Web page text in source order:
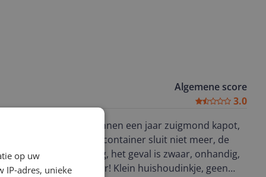
Algemene score
3.0
stofzuiger gehad. Binnen een jaar zuigmond kapot,
Alles laat los, de vuilcontainer sluit niet meer, de
de zuigkracht is matig, het geval is zwaar, onhandig,
waardeloze stofzuiger! Klein huishoudinkje, geen
op uw
IP-adres, unieke